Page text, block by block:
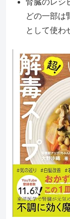
腎臓のレシ
どの一部は
として使わ